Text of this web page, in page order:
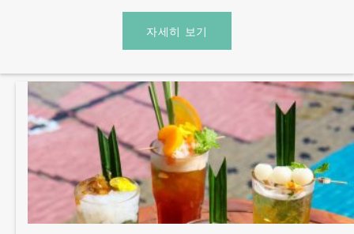
자세히 보기